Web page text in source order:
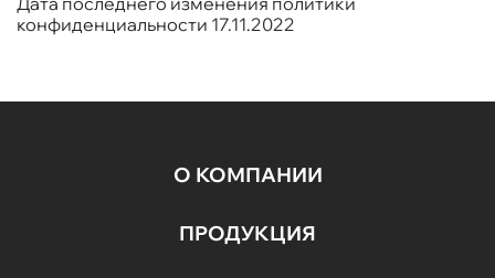
конфиденциальности 17.11.2022
О КОМПАНИИ
ПРОДУКЦИЯ